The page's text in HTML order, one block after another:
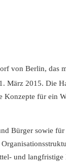
von Berlin, das
März 2015. Die
für ein
Bürger sowie
und